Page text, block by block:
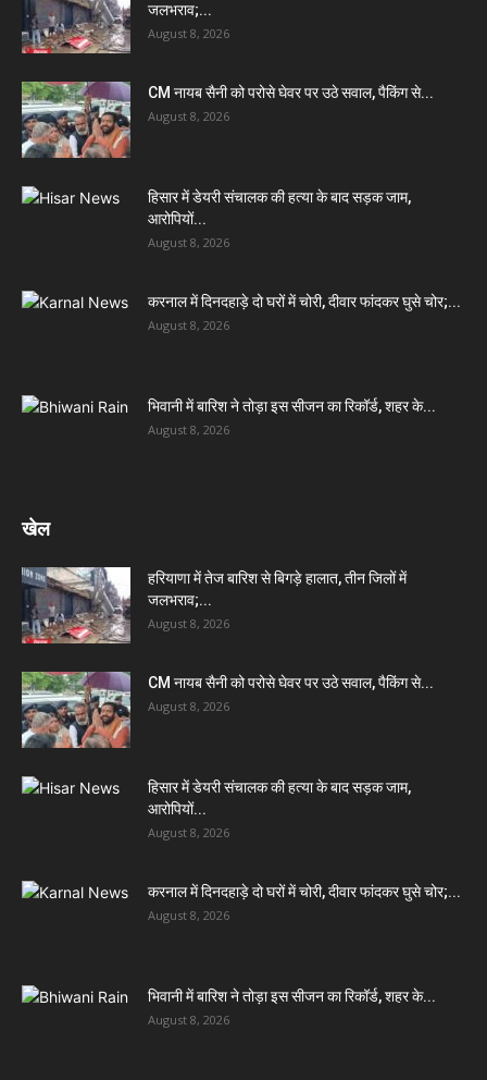
जलभराव;...
August 8, 2026
CM नायब सैनी को परोसे घेवर पर उठे सवाल, पैकिंग से...
August 8, 2026
हिसार में डेयरी संचालक की हत्या के बाद सड़क जाम,
आरोपियों...
August 8, 2026
करनाल में दिनदहाड़े दो घरों में चोरी, दीवार फांदकर घुसे चोर;...
August 8, 2026
भिवानी में बारिश ने तोड़ा इस सीजन का रिकॉर्ड, शहर के...
August 8, 2026
खेल
हरियाणा में तेज बारिश से बिगड़े हालात, तीन जिलों में
जलभराव;...
August 8, 2026
CM नायब सैनी को परोसे घेवर पर उठे सवाल, पैकिंग से...
August 8, 2026
हिसार में डेयरी संचालक की हत्या के बाद सड़क जाम,
आरोपियों...
August 8, 2026
करनाल में दिनदहाड़े दो घरों में चोरी, दीवार फांदकर घुसे चोर;...
August 8, 2026
भिवानी में बारिश ने तोड़ा इस सीजन का रिकॉर्ड, शहर के...
August 8, 2026